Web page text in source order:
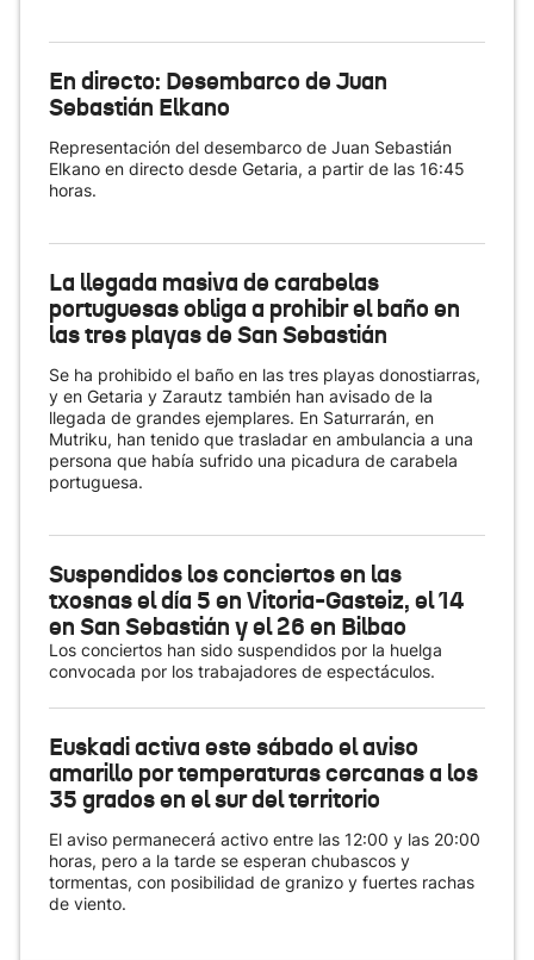
En directo: Desembarco de Juan
Sebastián Elkano
Representación del desembarco de Juan Sebastián
Elkano en directo desde Getaria, a partir de las 16:45
horas.
La llegada masiva de carabelas
portuguesas obliga a prohibir el baño en
las tres playas de San Sebastián
Se ha prohibido el baño en las tres playas donostiarras,
y en Getaria y Zarautz también han avisado de la
llegada de grandes ejemplares. En Saturrarán, en
Mutriku, han tenido que trasladar en ambulancia a una
persona que había sufrido una picadura de carabela
portuguesa.
Suspendidos los conciertos en las
txosnas el día 5 en Vitoria-Gasteiz, el 14
en San Sebastián y el 26 en Bilbao
Los conciertos han sido suspendidos por la huelga
convocada por los trabajadores de espectáculos.
Euskadi activa este sábado el aviso
amarillo por temperaturas cercanas a los
35 grados en el sur del territorio
El aviso permanecerá activo entre las 12:00 y las 20:00
horas, pero a la tarde se esperan chubascos y
tormentas, con posibilidad de granizo y fuertes rachas
de viento.